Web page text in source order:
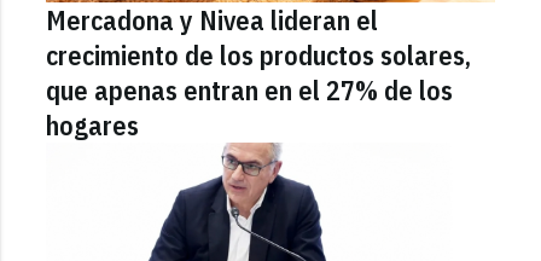
Mercadona y Nivea lideran el
crecimiento de los productos solares,
que apenas entran en el 27% de los
hogares